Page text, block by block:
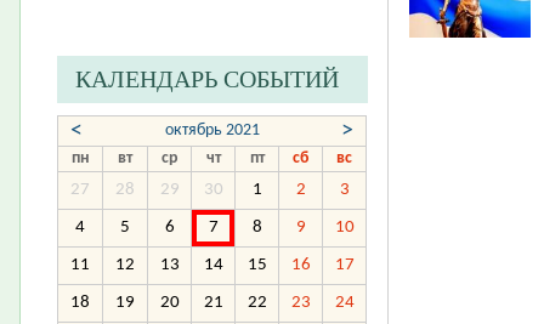
КАЛЕНДАРЬ СОБЫТИЙ
< октябрь 2021 >
пн вт ср чт пт сб
вс
27
28 29 30 1 2 3
4 5 6 7 8 9 10
11 12 13 14 15 16 17
18 19 20 21 22 23 24